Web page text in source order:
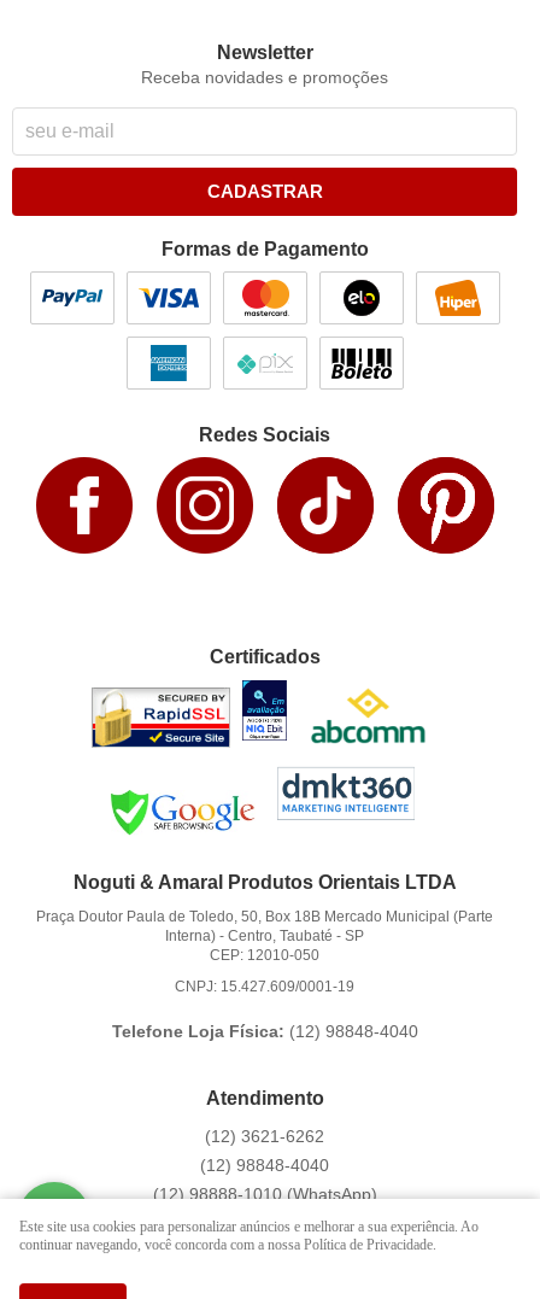
Newsletter
Receba novidades e promoções
CADASTRAR
Formas de Pagamento
Redes Sociais
Certificados
Noguti & Amaral Produtos Orientais LTDA
Praça Doutor Paula de Toledo, 50, Box 18B Mercado Municipal (Parte
Interna) -Centro, Taubaté -SP
CEP: 12010-050
CNPJ: 15.427.609/0001-19
Telefone Loja Física: (12) 98848-4040
Atendimento
(12) 3621-6262
(12) 98848-4040
(12)98888-1010(WhatsApp)
Segunda a Sexta das 9:00h às 16:00h
contato@hachi8.com.br
Este site usa cookies para personalizar anúncios e melhorar a sua experiência. Ao
continuar navegando, você concorda com a nossa Política de Privacidade.